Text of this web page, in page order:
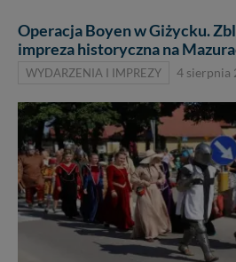
Operacja Boyen w Giżycku.
impreza historyczna na
WYDARZENIA I IMPREZY 4 sierpnia